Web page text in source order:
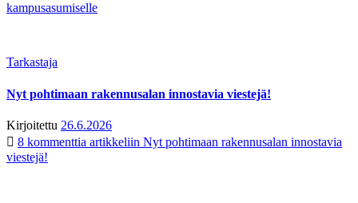
kampusasumiselle
Tarkastaja
Nyt pohtimaan rakennusalan innostavia viestejä!
Kirjoitettu 26.6.2026
8 kommenttia artikkeliin Nyt pohtimaan rakennusalan innostavia
viestejä!